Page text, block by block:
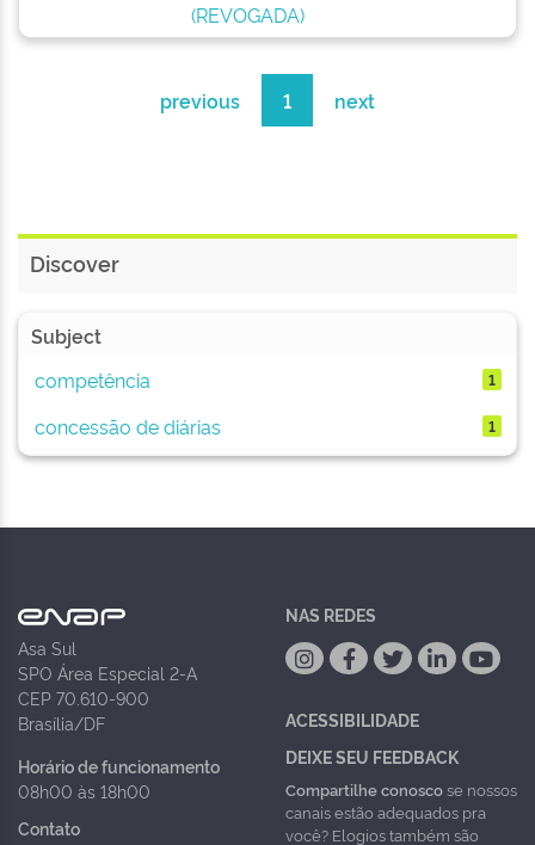
(REVOGADA)
previous 1 next
Discover
Subject
competência
1
concessão de diárias 1
Asa Sul
SPO Área Especial 2-A
CEP 70.610-900
Brasília/DF
Horário de funcionamento
08h00 às 18h00
Contato
NAS REDES
ACESSIBILIDADE
DEIXE SEU FEEDBACK
Compartilhe conoscose nossos
canais estão adequados pra
você? Elogios também são